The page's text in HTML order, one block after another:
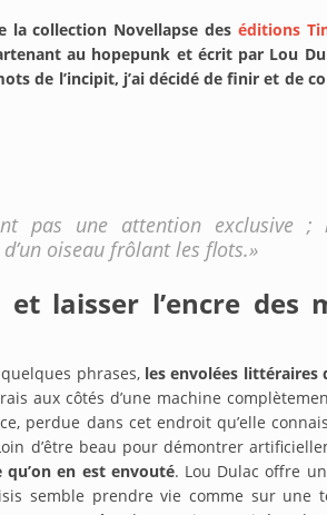
la collection Novellapse deséditions
au hopepunk et écrit par Lou
de l’incipit, j’ai décidé de finir et de
pas une attention exclusive ;
oiseau frôlant les flots.»
laisser l’encre des
phrases, les envolées littéraires
aux côtés d’une machine
perdue dans cet endroit qu’elle
d’être beau pour démontrer
en est envouté. Lou Dulac offre
semble prendre vie comme sur une